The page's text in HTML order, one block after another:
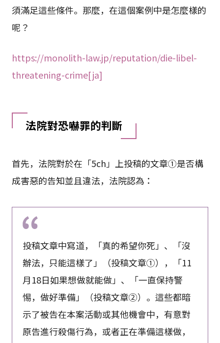
須滿足這些條件。那麼，在這個案例中是怎麼樣的
呢？
https://monolith-law.jp/reputation/die-libel-
threatening-crime[ja]
法院對恐嚇罪的判斷
首先，法院對於在「5ch」上投稿的文章①是否構
成害惡的告知並且違法，法院認為：
投稿文章中寫道，「真的希望你死」、「沒
辦法，只能這樣了」（投稿文章①），「11
月18日如果想做就能做」、「一直保持警
惕，做好準備」（投稿文章②）。這些都暗
示了被告在本案活動或其他機會中，有意對
原告進行殺傷行為，或者正在準備這樣做，